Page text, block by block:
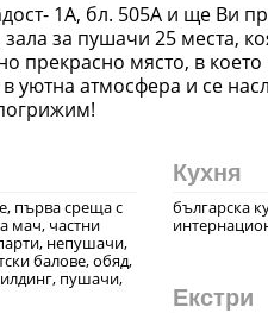
1А, бл. 505А и ще Ви
за пушачи 25 места,
прекрасно място, в
уютна атмосфера и се
първа среща с
мач, частни
непушачи,
балове, обяд,
пушачи,
Кухня
българска
Екстри